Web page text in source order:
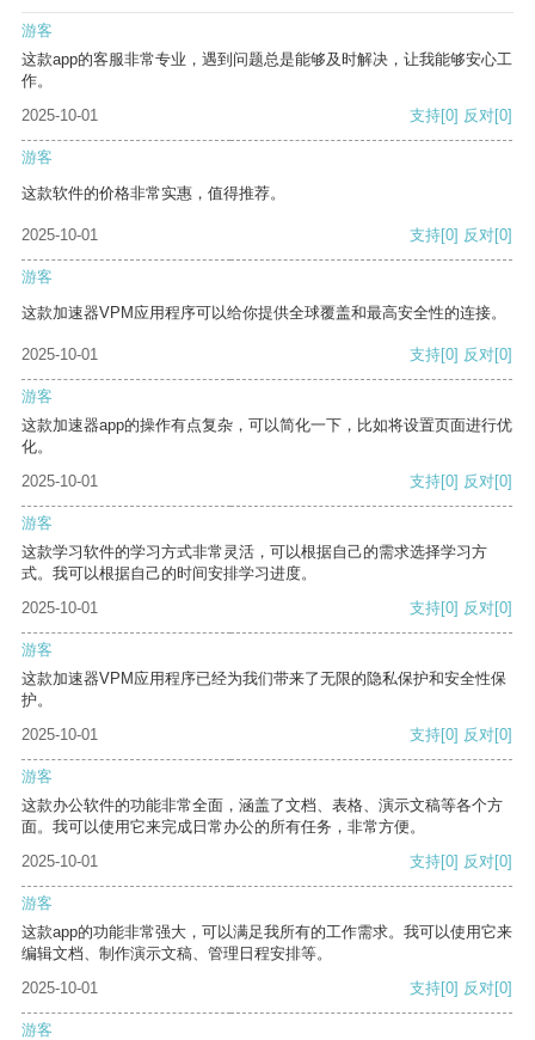
游客
这款app的客服非常专业，遇到问题总是能够及时解决，让我能够安心工
作。
2025-10-01
支持[0] 反对[0]
游客
这款软件的价格非常实惠，值得推荐。
2025-10-01 支持[0] 反对[0]
游客
这款加速器VPM应用程序可以给你提供全球覆盖和最高安全性的连接。
2025-10-01 支持[0] 反对[0]
游客
这款加速器app的操作有点复杂，可以简化一下，比如将设置页面进行优
化。
2025-10-01
支持[0] 反对[0]
游客
这款学习软件的学习方式非常灵活，可以根据自己的需求选择学习方
式。我可以根据自己的时间安排学习进度。
2025-10-01
支持[0] 反对[0]
游客
这款加速器VPM应用程序已经为我们带来了无限的隐私保护和安全性保
护。
2025-10-01
支持[0] 反对[0]
游客
这款办公软件的功能非常全面，涵盖了文档、表格、演示文稿等各个方
面。我可以使用它来完成日常办公的所有任务，非常方便。
2025-10-01
支持[0] 反对[0]
游客
这款app的功能非常强大，可以满足我所有的工作需求。我可以使用它来
编辑文档、制作演示文稿、管理日程安排等。
2025-10-01
支持[0] 反对[0]
游客